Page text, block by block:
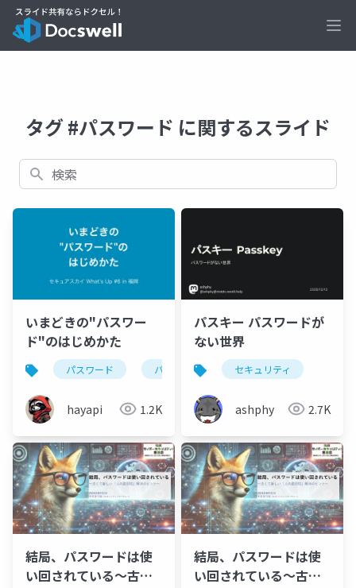
タグ #パスワード に関するスライド
検索
いまどきの"パスワー
ド"のはじめかた
パスワード パスワード管理
hayapi 1.2K
パスキー パスワードが
ない世界
セキュリティ
ashphy 2.7K
結局、パスワードは使
い回されている～古く
結局、パスワードは使
い回されている～古く